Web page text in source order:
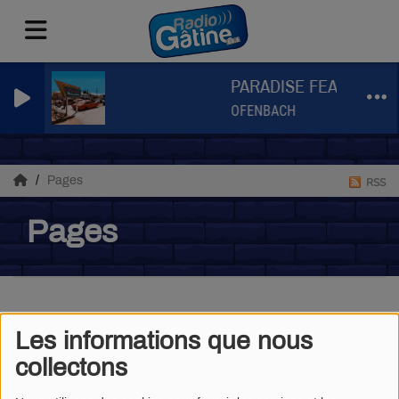
Les informations que nous
collectons
PARADISE FEAT
OFENBACH
Pages
Pages
RSS
LES FANS DE RADIS